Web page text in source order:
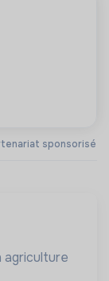
sponsorisé
agriculture